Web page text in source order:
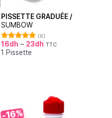
PISSETTE GRADUÉE /
SUMBOW
Note4.83
sur 5
(6)
16dh – 23dh TTC
1 Pissette
-16%